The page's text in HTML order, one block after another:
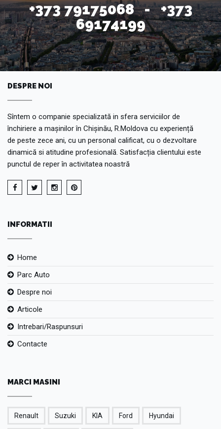
+373 79175068 - +373
69174199
DESPRE NOI
Sîntem o companie specializată in sfera serviciilor de
închiriere a mașinilor în Chișinău, R.Moldova cu experiență
de peste zece ani, cu un personal calificat, cu o dezvoltare
dinamică si atitudine profesională. Satisfacția clientului este
punctul de reper în activitatea noastră
INFORMATII
Home
Parc Auto
Despre noi
Articole
Intrebari/Raspunsuri
Contacte
MARCI MASINI
Renault Suzuki KIA Ford Hyundai